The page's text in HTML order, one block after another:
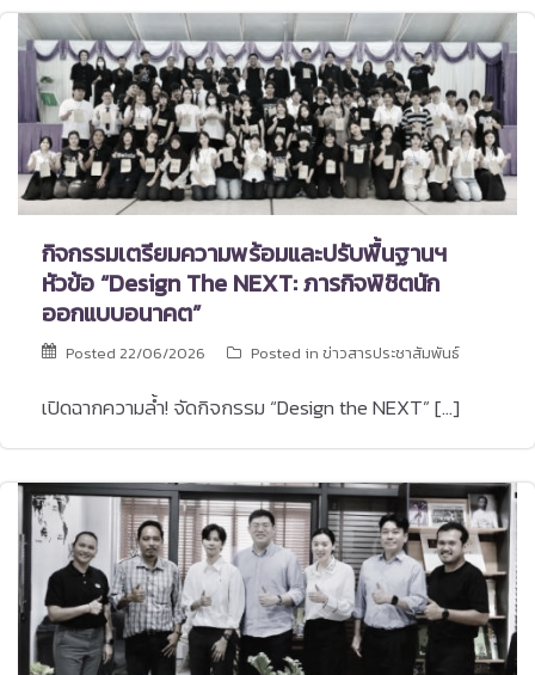
กิจกรรมเตรียมความพร้อมและปรับพื้นฐานฯ
หัวข้อ “Design The NEXT: ภารกิจพิชิตนัก
ออกแบบอนาคต”
Posted 22/06/2026 Posted in ข่าวสารประชาสัมพันธ์
เปิดฉากความล้ำ! จัดกิจกรรม “Design the NEXT” […]